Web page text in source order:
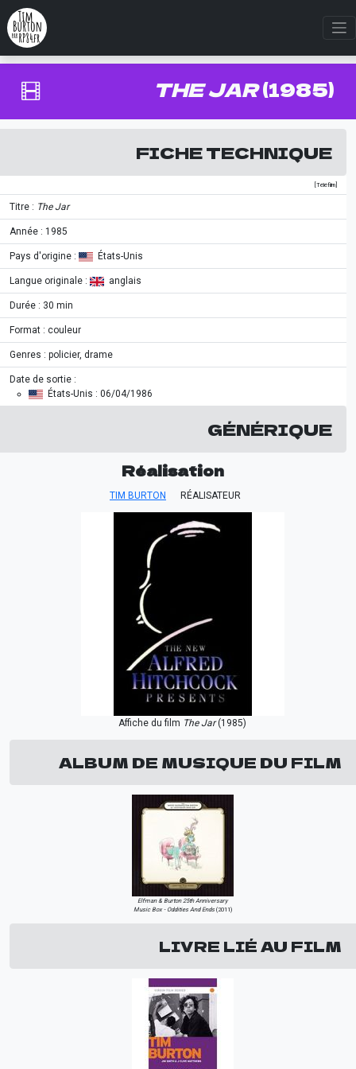
THE JAR(1985)
FICHE TECHNIQUE
[Téléfilm]
Titre : The Jar
Année : 1985
Pays d'origine : États-Unis
Langue originale : anglais
Durée : 30 min
Format : couleur
Genres : policier, drame
Date de sortie :
États-Unis : 06/04/1986
GÉNÉRIQUE
Réalisation
TIM BURTON RÉALISATEUR
Affiche du film The Jar(1985)
ALBUM DE MUSIQUE DU FILM
Elfman & Burton 25th Anniversary
Music Box - Oddities And Ends (2011)
LIVRE LIÉ AU FILM